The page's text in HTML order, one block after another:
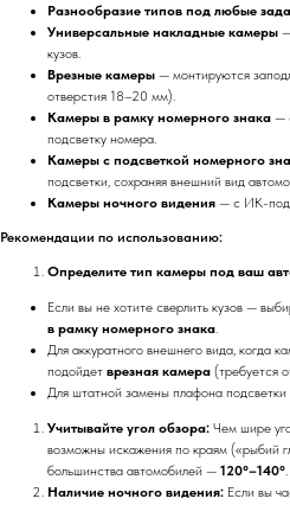
Разнообразие типов под любые
Универсальные накладные камеры
кузов.
Врезные камеры — монтируются
отверстия 18–20 мм).
Камеры в рамку номерного знака —
подсветку номера.
Камеры с подсветкой номерного
подсветки, сохраняя внешний вид
Камеры ночного видения — с ИК-
Рекомендации по использованию:
Определите тип камеры под ваш
Если вы не хотите сверлить кузов —
в рамку номерного знака.
Для аккуратного внешнего вида, когда
подойдет врезная камера (требуется
Для штатной замены плафона
Учитывайте угол обзора: Чем шире
возможны искажения по краям («рыбий
большинства автомобилей — 120°–140°.
Наличие ночного видения: Если вы